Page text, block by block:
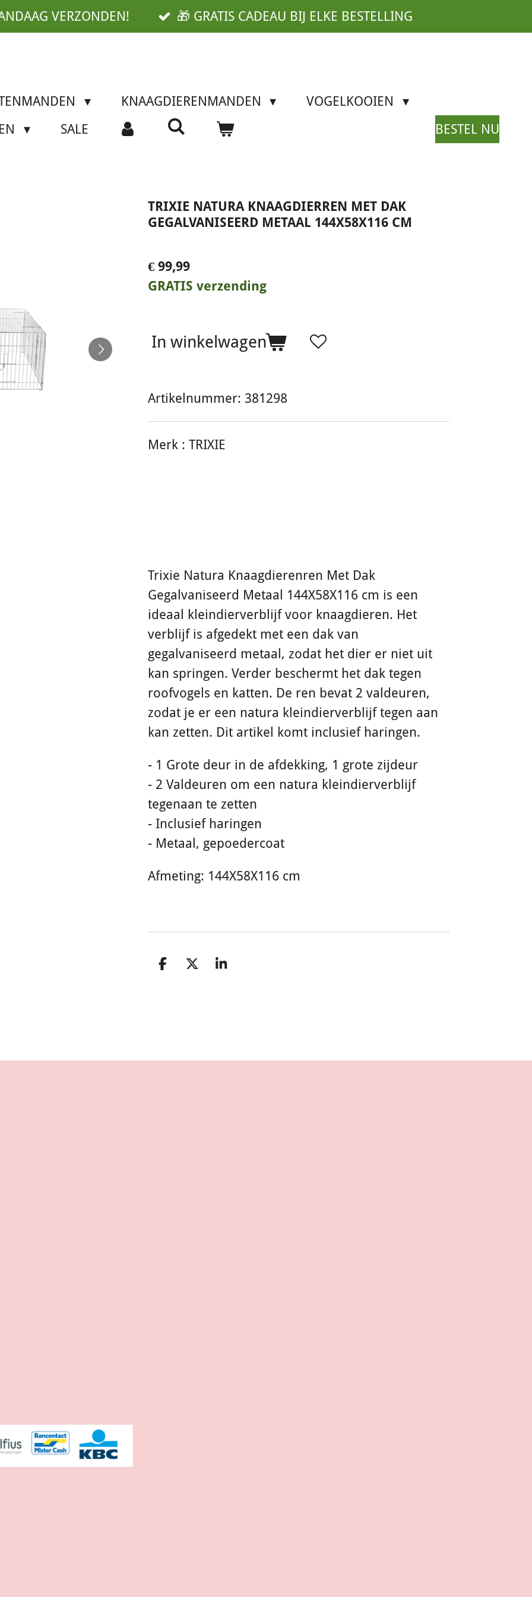
VERZONDEN! 🎁 GRATIS CADEAU BIJ ELKE BESTELLING
KNAAGDIERENMANDEN
VOGELKOOIEN
SALE BESTEL NU
TRIXIE NATURA KNAAGDIERREN MET DAK
GEGALVANISEERD METAAL 144X58X116 CM
€ 99,99
GRATIS verzending
In winkelwagen
Artikelnummer: 381298
Merk : TRIXIE
Trixie Natura Knaagdierenren Met Dak
Gegalvaniseerd Metaal 144X58X116 cm is een
ideaal kleindierverblijf voor knaagdieren. Het
verblijf is afgedekt met een dak van
gegalvaniseerd metaal, zodat het dier er niet uit
kan springen. Verder beschermt het dak tegen
roofvogels en katten. De ren bevat 2 valdeuren,
zodat je er een natura kleindierverblijf tegen aan
kan zetten. Dit artikel komt inclusief haringen.
- 1 Grote deur in de afdekking, 1 grote zijdeur
- 2 Valdeuren om een natura kleindierverblijf
tegenaan te zetten
- Inclusief haringen
- Metaal, gepoedercoat
Afmeting: 144X58X116 cm
D
D
S